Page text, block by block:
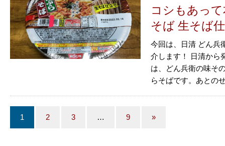
コシもあっ
そば 生そば
今回は、日清 どん兵
介します！ 日清から
は、どん兵衛の味そ
らそばです。あとの
1 2 3 … 9 »